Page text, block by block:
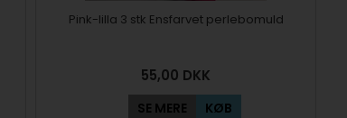
Pink-lilla 3 stk Ensfarvet perlebomuld
55,00 DKK
SE MERE KØB